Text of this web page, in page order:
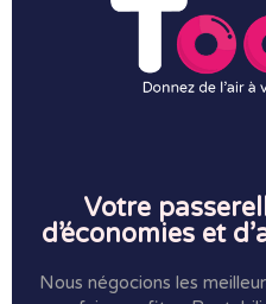
Votre
d’économies et
Nous négocions les